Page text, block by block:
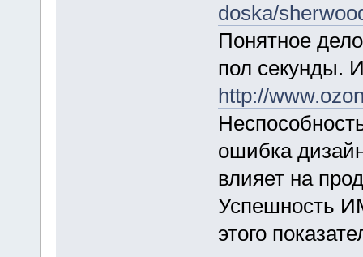
doska/
Понятное
пол секунды.
http://
ошибка
влияет на
Успешность
этого